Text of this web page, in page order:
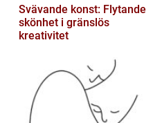
Svävande konst: Flytande
skönhet i gränslös
kreativitet